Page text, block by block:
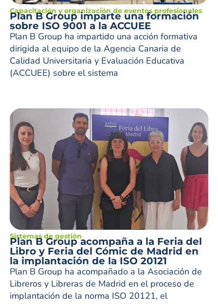
Capacitación y organización de eventos profesionales
Plan B Group imparte una formación
sobre ISO 9001 a la ACCUEE
Plan B Group ha impartido una acción formativa
dirigida al equipo de la Agencia Canaria de
Calidad Universitaria y Evaluación Educativa
(ACCUEE) sobre el sistema
Sistemas de gestión
Plan B Group acompaña a la Feria del
Libro y Feria del Cómic de Madrid en
la implantación de la ISO 20121
Plan B Group ha acompañado a la Asociación de
Libreros y Libreras de Madrid en el proceso de
implantación de la norma ISO 20121, el